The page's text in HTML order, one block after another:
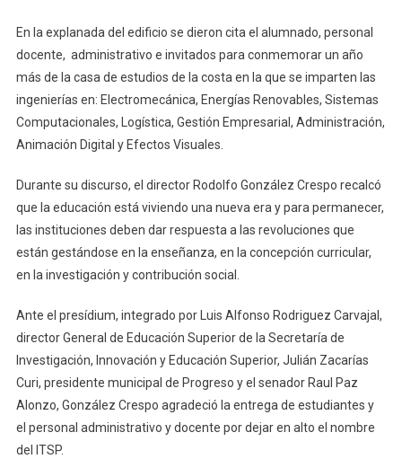
En la explanada del edificio se dieron cita el alumnado, personal
docente, administrativo e invitados para conmemorar un año
más de la casa de estudios de la costa en la que se imparten las
ingenierías en: Electromecánica, Energías Renovables, Sistemas
Computacionales, Logística, Gestión Empresarial, Administración,
Animación Digital y Efectos Visuales.
Durante su discurso, el director Rodolfo González Crespo recalcó
que la educación está viviendo una nueva era y para permanecer,
las instituciones deben dar respuesta a las revoluciones que
están gestándose en la enseñanza, en la concepción curricular,
en la investigación y contribución social.
Ante el presídium, integrado por Luis Alfonso Rodriguez Carvajal,
director General de Educación Superior de la Secretaría de
Investigación, Innovación y Educación Superior, Julián Zacarías
Curi, presidente municipal de Progreso y el senador Raul Paz
Alonzo, González Crespo agradeció la entrega de estudiantes y
el personal administrativo y docente por dejar en alto el nombre
del ITSP.